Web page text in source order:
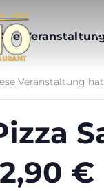
Veranstaltung
€